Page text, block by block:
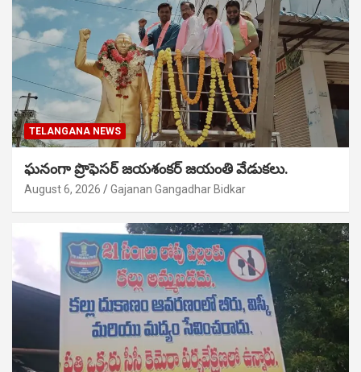
TELANGANA NEWS
ఘనంగా ప్రొఫెసర్ జయశంకర్ జయంతి వేడుకలు.
August 6, 2026 Gajanan Gangadhar Bidkar